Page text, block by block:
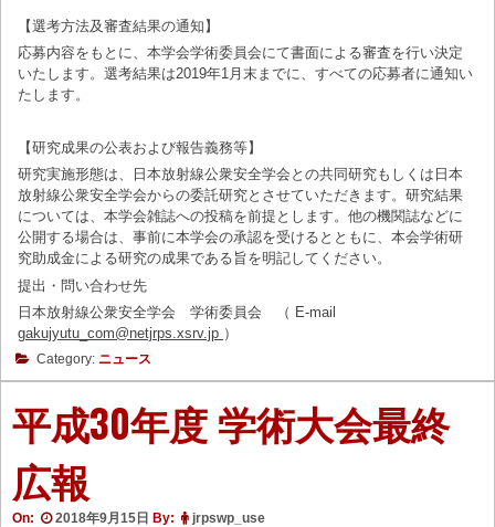
【選考方法及審査結果の通知】
応募内容をもとに、本学会学術委員会にて書面による審査を行い決定
いたします。選考結果は2019年1月末までに、すべての応募者に通知い
たします。
【研究成果の公表および報告義務等】
研究実施形態は、日本放射線公衆安全学会との共同研究もしくは日本
放射線公衆安全学会からの委託研究とさせていただきます。研究結果
については、本学会雑誌への投稿を前提とします。他の機関誌などに
公開する場合は、事前に本学会の承認を受けるとともに、本会学術研
究助成金による研究の成果である旨を明記してください。
提出・問い合わせ先
日本放射線公衆安全学会 学術委員会 （ E-mail
gakujyutu_com@netjrps.xsrv.jp ）
Category: ニュース
平成30年度 学術大会最終
広報
On: 2018年9月15日 By: jrpswp_use